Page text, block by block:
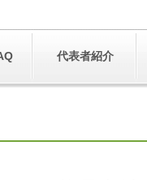
代表者紹介